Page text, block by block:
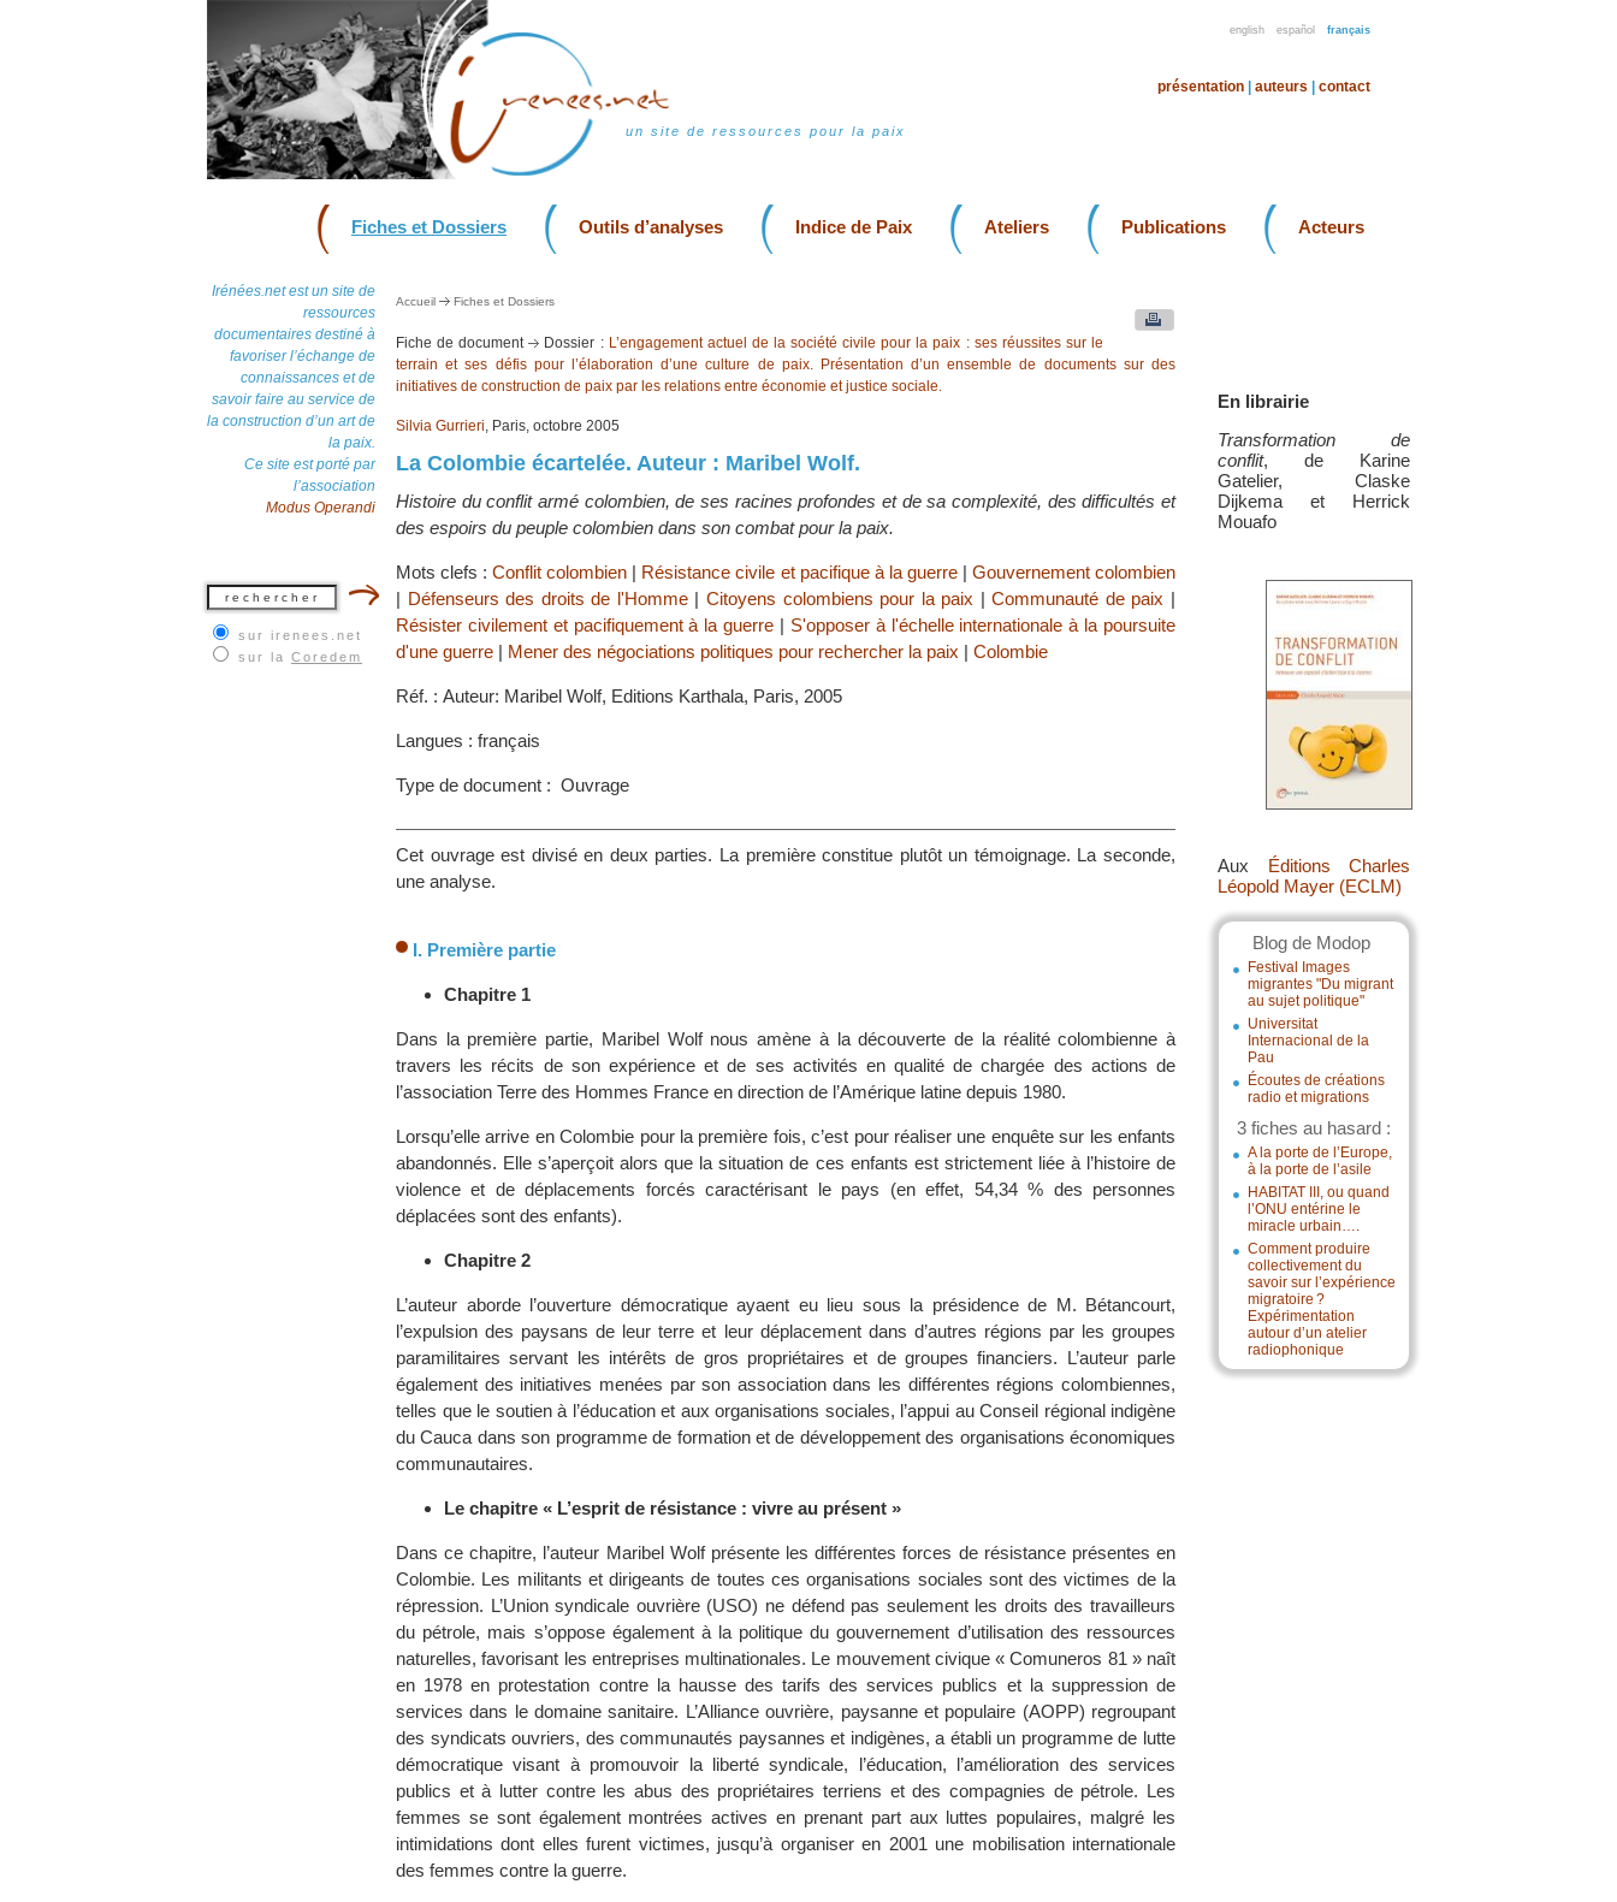
english español français
un site de ressources pour la paix
présentation auteurs contact
Fiches et Dossiers Outils d’analyses Indice de Paix Ateliers Publications Acteurs
Irénées.net est un site de
ressources
documentaires destiné à
favoriser l’échange de
connaissances et de
savoir faire au service de
la construction d’un art de
la paix.
Ce site est porté par
l’association
Modus Operandi
sur irenees.net
sur la Coredem
En librairie
Transformation de
conflit, de Karine
Gatelier, Claske
Dijkema et Herrick
Mouafo
Aux Éditions Charles
Léopold Mayer (ECLM)
Blog de Modop
Festival Images
migrantes "Du migrant
au sujet politique"
Universitat
Internacional de la
Pau
Écoutes de créations
radio et migrations
3 fiches au hasard :
A la porte de l’Europe,
à la porte de l’asile
HABITAT III, ou quand
l’ONU entérine le
miracle urbain….
Comment produire
collectivement du
savoir sur l’expérience
migratoire ?
Expérimentation
autour d’un atelier
radiophonique
Accueil Fiches et Dossiers
Fiche de document Dossier : L’engagement actuel de la société civile pour la paix : ses réussites sur le
terrain et ses défis pour l’élaboration d’une culture de paix. Présentation d’un ensemble de documents sur des
initiatives de construction de paix par les relations entre économie et justice sociale.
Silvia Gurrieri, Paris, octobre 2005
La Colombie écartelée. Auteur : Maribel Wolf.
Histoire du conflit armé colombien, de ses racines profondes et de sa complexité, des difficultés et
des espoirs du peuple colombien dans son combat pour la paix.
Mots clefs :Conflit colombien | Résistance civile et pacifique à la guerre| Gouvernement colombien
| Défenseurs des droits de l'Homme| Citoyens colombiens pour la paix |Communauté de paix |
Résister civilement et pacifiquement à la guerre | S'opposer à l'échelle internationale à la poursuite
d'une guerre | Mener des négociations politiques pour rechercher la paix | Colombie
Réf. : Auteur: Maribel Wolf, Editions Karthala, Paris, 2005
Langues : français
Type de document : Ouvrage
Cet ouvrage est divisé en deux parties. La première constitue plutôt un témoignage. La seconde,
une analyse.
I. Première partie
Chapitre 1
Dans la première partie, Maribel Wolf nous amène à la découverte de la réalité colombienne à
travers les récits de son expérience et de ses activités en qualité de chargée des actions de
l’association Terre des Hommes France en direction de l’Amérique latine depuis 1980.
Lorsqu’elle arrive en Colombie pour la première fois, c’est pour réaliser une enquête sur les enfants
abandonnés. Elle s’aperçoit alors que la situation de ces enfants est strictement liée à l’histoire de
violence et de déplacements forcés caractérisant le pays (en effet, 54,34 % des personnes
déplacées sont des enfants).
Chapitre 2
L’auteur aborde l’ouverture démocratique ayaent eu lieu sous la présidence de M. Bétancourt,
l’expulsion des paysans de leur terre et leur déplacement dans d’autres régions par les groupes
paramilitaires servant les intérêts de gros propriétaires et de groupes financiers. L’auteur parle
également des initiatives menées par son association dans les différentes régions colombiennes,
telles que le soutien à l’éducation et aux organisations sociales, l’appui au Conseil régional indigène
du Cauca dans son programme de formation et de développement des organisations économiques
communautaires.
Le chapitre « L’esprit de résistance : vivre au présent »
Dans ce chapitre, l’auteur Maribel Wolf présente les différentes forces de résistance présentes en
Colombie. Les militants et dirigeants de toutes ces organisations sociales sont des victimes de la
répression. L’Union syndicale ouvrière (USO) ne défend pas seulement les droits des travailleurs
du pétrole, mais s’oppose également à la politique du gouvernement d’utilisation des ressources
naturelles, favorisant les entreprises multinationales. Le mouvement civique « Comuneros 81 » naît
en 1978 en protestation contre la hausse des tarifs des services publics et la suppression de
services dans le domaine sanitaire. L’Alliance ouvrière, paysanne et populaire (AOPP) regroupant
des syndicats ouvriers, des communautés paysannes et indigènes, a établi un programme de lutte
démocratique visant à promouvoir la liberté syndicale, l’éducation, l’amélioration des services
publics et à lutter contre les abus des propriétaires terriens et des compagnies de pétrole. Les
femmes se sont également montrées actives en prenant part aux luttes populaires, malgré les
intimidations dont elles furent victimes, jusqu’à organiser en 2001 une mobilisation internationale
des femmes contre la guerre.